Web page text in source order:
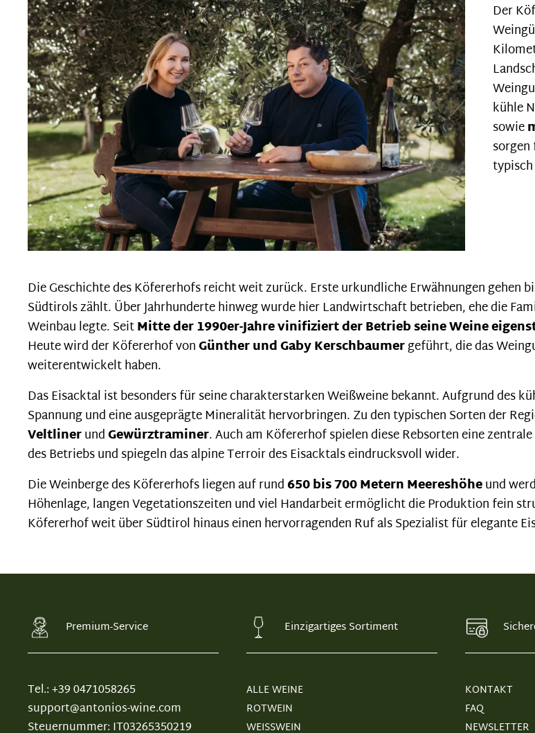
Der
kühle
sowie
Die Geschichte des Köfererhofs reicht weit zurück. Erste urkundliche Erwähnungen gehen
Südtirols zählt. Über Jahrhunderte hinweg wurde hier Landwirtschaft betrieben, ehe die
Weinbau legte. SeitMitte der 1990er-Jahre vinifiziert der Betrieb seine Weine
Heute wird der Köfererhof vonGünther und Gaby Kerschbaumergeführt, die das
weiterentwickelt haben.
Das Eisacktal ist besonders für seine charakterstarken Weißweine bekannt. Aufgrund des
Spannung und eine ausgeprägte Mineralität hervorbringen. Zu den typischen Sorten der
VeltlinerundGewürztraminer. Auch am Köfererhof spielen diese Rebsorten eine
des Betriebs und spiegeln das alpine Terroir des Eisacktals eindrucksvoll wider.
Die Weinberge des Köfererhofs liegen auf rund650 bis 700 Metern Meereshöheund
Höhenlage, langen Vegetationszeiten und viel Handarbeit ermöglicht die Produktion fein
Köfererhof weit über Südtirol hinaus einen hervorragenden Ruf als Spezialist für elegante
Premium-Service Einzigartiges Sortiment
Tel.: +39 0471058265
support@antonios-wine.com
Steuernummer: IT03265350219
ALLE WEINE
ROTWEIN
WEISSWEIN
KONTAKT
FAQ
NEWSLETTER